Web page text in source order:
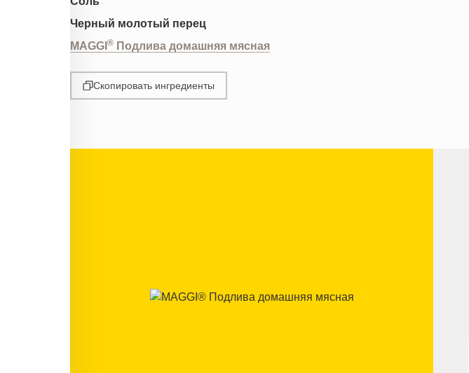
Черный молотый перец
MAGGI ® Подлива домашняя мясная
Скопировать ингредиенты